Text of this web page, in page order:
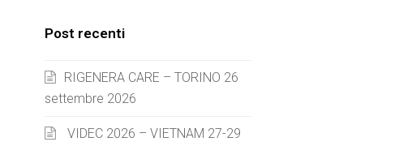
Post recenti
RIGENERA CARE – TORINO 26
settembre 2026
VIDEC 2026 – VIETNAM 27-29